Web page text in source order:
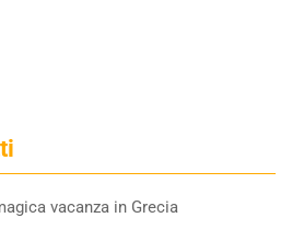
vacanza in Grecia